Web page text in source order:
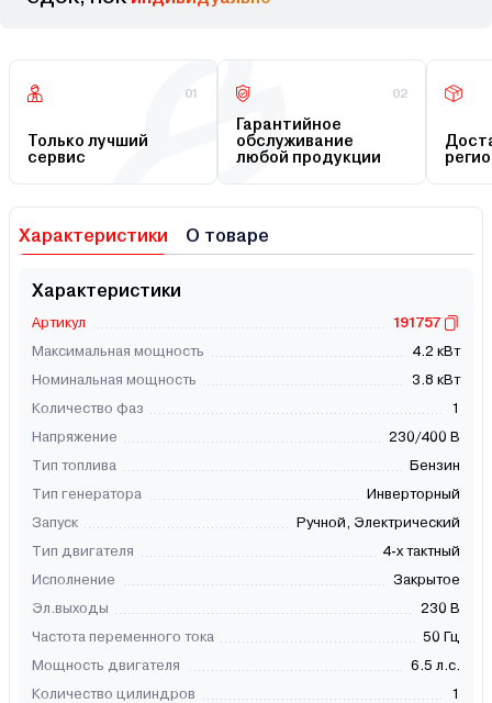
01
Только лучший
сервис
02
Гарантийное
обслуживание
любой продукции
Характеристики О товаре
Характеристики
Артикул
191757
Максимальная мощность
4.2 кВт
Номинальная мощность
3.8 кВт
Количество фаз
1
Напряжение
230/400 В
Тип топлива
Бензин
Тип генератора
Инверторный
Запуск
Ручной, Электрический
Тип двигателя
4-х тактный
Исполнение
Закрытое
Эл.выходы
230 В
Частота переменного тока
50 Гц
Мощность двигателя
6.5 л.с.
Количество цилиндров
1